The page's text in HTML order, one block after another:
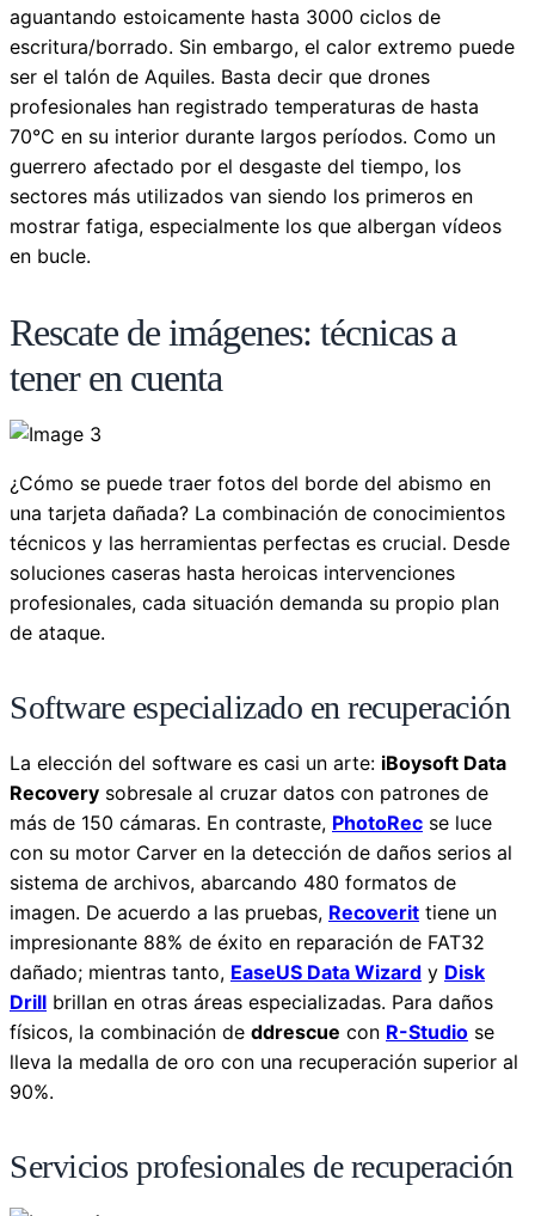
aguantando estoicamente hasta 3000 ciclos de
escritura/borrado. Sin embargo, el calor extremo puede
ser el talón de Aquiles. Basta decir que drones
profesionales han registrado temperaturas de hasta
70°C en su interior durante largos períodos. Como un
guerrero afectado por el desgaste del tiempo, los
sectores más utilizados van siendo los primeros en
mostrar fatiga, especialmente los que albergan vídeos
en bucle.
Rescate de imágenes: técnicas a
tener en cuenta
¿Cómo se puede traer fotos del borde del abismo en
una tarjeta dañada? La combinación de conocimientos
técnicos y las herramientas perfectas es crucial. Desde
soluciones caseras hasta heroicas intervenciones
profesionales, cada situación demanda su propio plan
de ataque.
Software especializado en recuperación
La elección del software es casi un arte: iBoysoft Data
Recovery sobresale al cruzar datos con patrones de
más de 150 cámaras. En contraste, PhotoRec se luce
con su motor Carver en la detección de daños serios al
sistema de archivos, abarcando 480 formatos de
imagen. De acuerdo a las pruebas, Recoverit tiene un
impresionante 88% de éxito en reparación de FAT32
dañado; mientras tanto, EaseUS Data Wizard y Disk
Drill brillan en otras áreas especializadas. Para daños
físicos, la combinación de ddrescue con R-Studio se
lleva la medalla de oro con una recuperación superior al
90%.
Servicios profesionales de recuperación